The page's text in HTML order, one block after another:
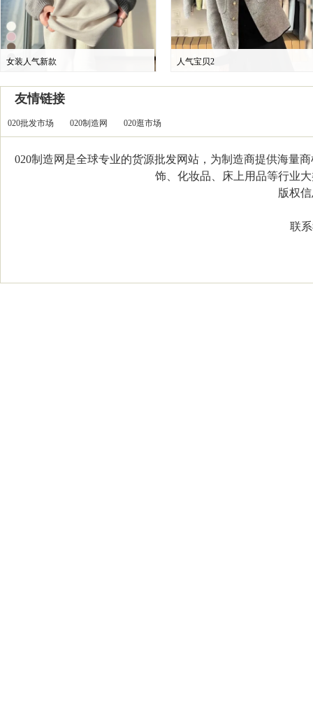
女装人气新款 人气宝贝2
友情链接
020批发市场 020制造网 020逛市场
020制造网是全球专业的货源批发网站，为制造商提供海量
饰、化妆品、床上用品等行业
版权信
联